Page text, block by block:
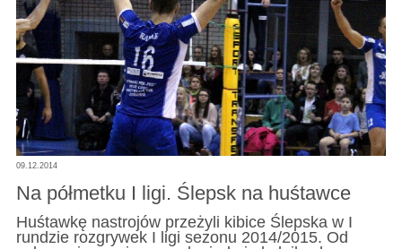
09.12.2014
Na półmetku I ligi. Ślepsk na huśtawce
Huśtawkę nastrojów przeżyli kibice Ślepska w I
rundzie rozgrywek I ligi sezonu 2014/2015. Od